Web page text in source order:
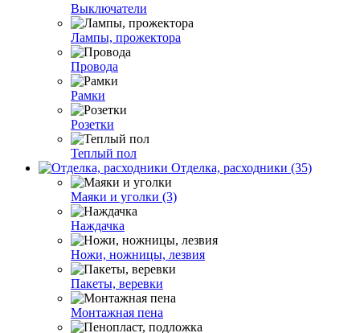
Выключатели
Лампы, прожектора
Провода
Рамки
Розетки
Теплый пол
Отделка, расходники (35)
Маяки и уголки (3)
Наждачка
Ножи, ножницы, лезвия
Пакеты, веревки
Монтажная пена